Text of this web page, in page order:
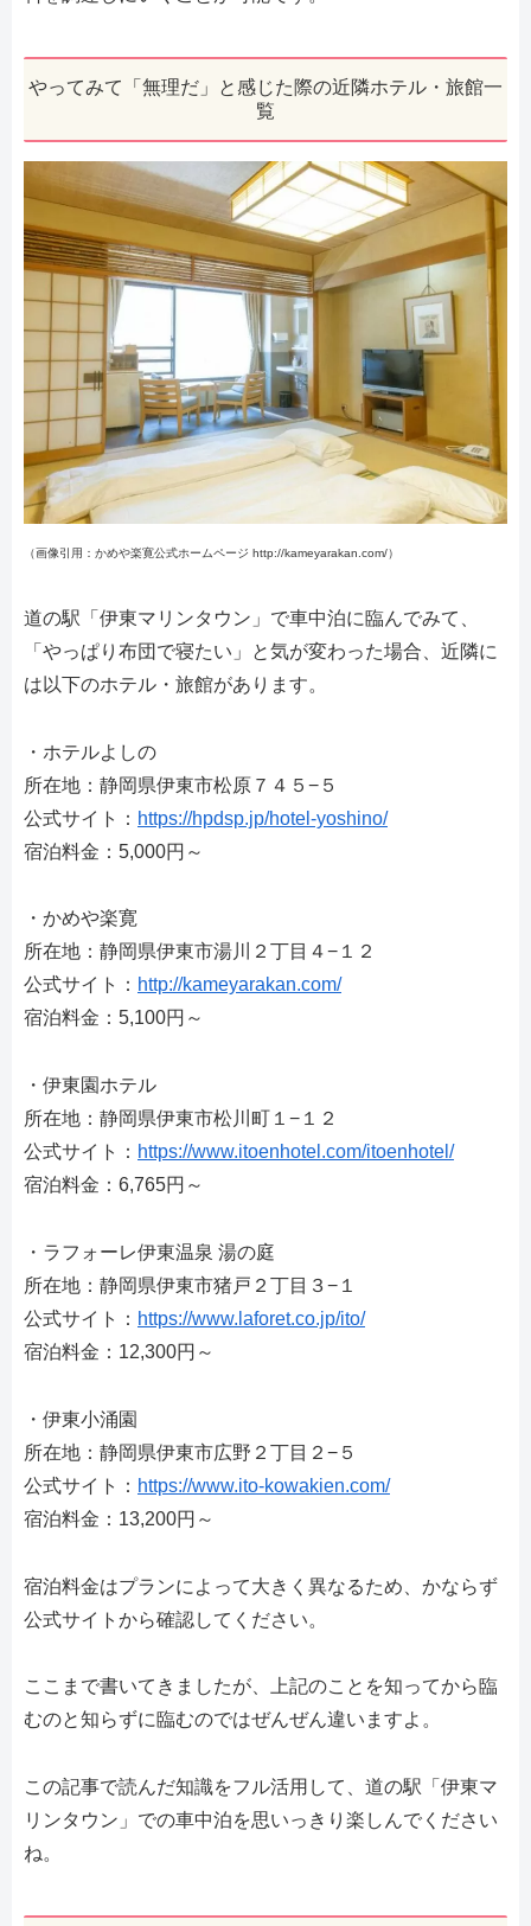
やってみて「無理だ」と感じた際の近隣ホテル・旅館一
覧
（画像引用：かめや楽寛公式ホームページ http://kameyarakan.com/）
道の駅「伊東マリンタウン」で車中泊に臨んでみて、
「やっぱり布団で寝たい」と気が変わった場合、近隣に
は以下のホテル・旅館があります。
・ホテルよしの
所在地：静岡県伊東市松原７４５−５
公式サイト： https://hpdsp.jp/hotel-yoshino/
宿泊料金：5,000円～
・かめや楽寛
所在地：静岡県伊東市湯川２丁目４−１２
公式サイト： http://kameyarakan.com/
宿泊料金：5,100円～
・伊東園ホテル
所在地：静岡県伊東市松川町１−１２
公式サイト： https://www.itoenhotel.com/itoenhotel/
宿泊料金：6,765円～
・ラフォーレ伊東温泉 湯の庭
所在地：静岡県伊東市猪戸２丁目３−１
公式サイト： https://www.laforet.co.jp/ito/
宿泊料金：12,300円～
・伊東小涌園
所在地：静岡県伊東市広野２丁目２−５
公式サイト： https://www.ito-kowakien.com/
宿泊料金：13,200円～
宿泊料金はプランによって大きく異なるため、かならず
公式サイトから確認してください。
ここまで書いてきましたが、上記のことを知ってから臨
むのと知らずに臨むのではぜんぜん違いますよ。
この記事で読んだ知識をフル活用して、道の駅「伊東マ
リンタウン」での車中泊を思いっきり楽しんでください
ね。